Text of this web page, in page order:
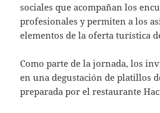
sociales que acompañan los
profesionales y permiten a los
elementos de la oferta turística
Como parte de la jornada, los
en una degustación de platillos
preparada por el restaurante